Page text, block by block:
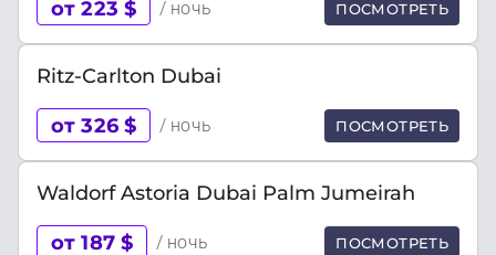
от 223 $ / ночь ПОСМОТРЕТЬ
Ritz-Carlton Dubai
от 326 $ / ночь ПОСМОТРЕТЬ
Waldorf Astoria Dubai Palm Jumeirah
от 187 $ / ночь ПОСМОТРЕТЬ